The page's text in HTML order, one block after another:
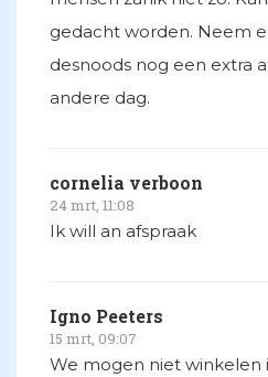
gedacht worden. Neem
desnoods nog een extra
andere dag.
cornelia verboon
24 mrt, 11:08
Ik will an afspraak
Igno Peeters
15 mrt, 09:07
We mogen niet winkelen